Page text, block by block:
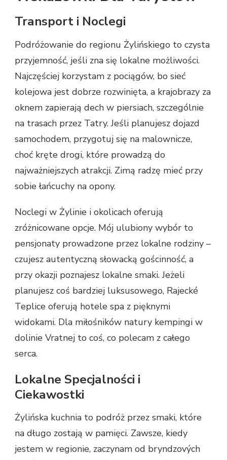
Transport i Noclegi
Podróżowanie do regionu Żylińskiego to czysta
przyjemność, jeśli zna się lokalne możliwości.
Najczęściej korzystam z pociągów, bo sieć
kolejowa jest dobrze rozwinięta, a krajobrazy za
oknem zapierają dech w piersiach, szczególnie
na trasach przez Tatry. Jeśli planujesz dojazd
samochodem, przygotuj się na malownicze,
choć kręte drogi, które prowadzą do
najważniejszych atrakcji. Zimą radzę mieć przy
sobie łańcuchy na opony.
Noclegi w Żylinie i okolicach oferują
zróżnicowane opcje. Mój ulubiony wybór to
pensjonaty prowadzone przez lokalne rodziny –
czujesz autentyczną słowacką gościnność, a
przy okazji poznajesz lokalne smaki. Jeżeli
planujesz coś bardziej luksusowego, Rajecké
Teplice oferują hotele spa z pięknymi
widokami. Dla miłośników natury kempingi w
dolinie Vratnej to coś, co polecam z całego
serca.
Lokalne Specjalności i
Ciekawostki
Żylińska kuchnia to podróż przez smaki, które
na długo zostają w pamięci. Zawsze, kiedy
jestem w regionie, zaczynam od bryndzových